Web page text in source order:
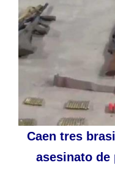
Caen tres
asesinato de